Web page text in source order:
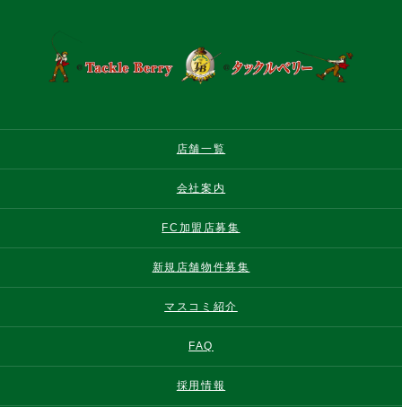
店舗一覧
会社案内
FC加盟店募集
新規店舗物件募集
マスコミ紹介
FAQ
採用情報